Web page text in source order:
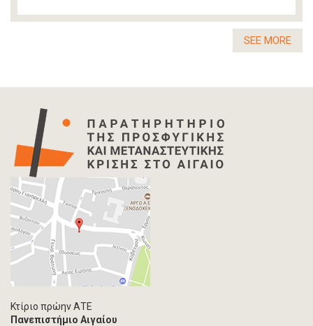
SEE MORE
Κτίριο πρώην ΑΤΕ
Πανεπιστήμιο Αιγαίου